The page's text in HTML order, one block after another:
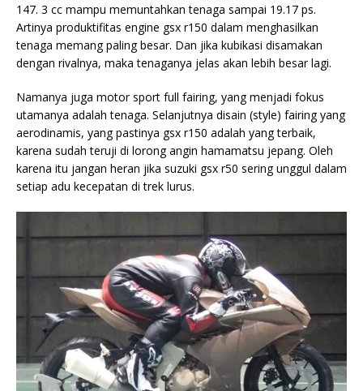
147. 3 cc mampu memuntahkan tenaga sampai 19.17 ps.
Artinya produktifitas engine gsx r150 dalam menghasilkan
tenaga memang paling besar. Dan jika kubikasi disamakan
dengan rivalnya, maka tenaganya jelas akan lebih besar lagi.
Namanya juga motor sport full fairing, yang menjadi fokus
utamanya adalah tenaga. Selanjutnya disain (style) fairing yang
aerodinamis, yang pastinya gsx r150 adalah yang terbaik,
karena sudah teruji di lorong angin hamamatsu jepang. Oleh
karena itu jangan heran jika suzuki gsx r50 sering unggul dalam
setiap adu kecepatan di trek lurus.